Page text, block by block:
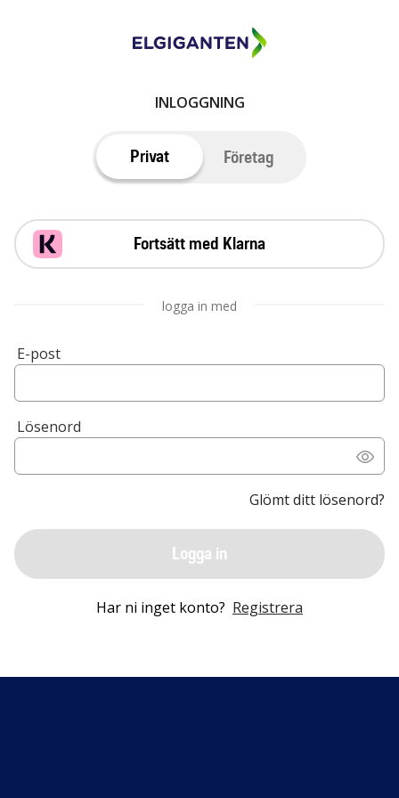
INLOGGNING
Privat Företag
Fortsätt med Klarna
logga in med
E-post
Lösenord
Glömt ditt lösenord?
Logga in
Har ni inget konto? Registrera